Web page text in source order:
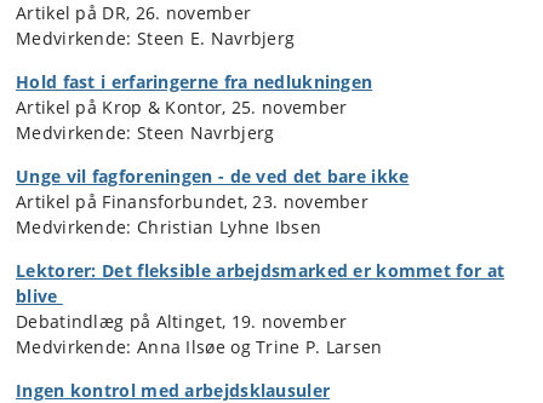
Artikel på DR, 26. november
Medvirkende: Steen E. Navrbjerg
Hold fast i erfaringerne fra nedlukningen
Artikel på Krop & Kontor, 25. november
Medvirkende: Steen Navrbjerg
Unge vil fagforeningen - de ved det bare ikke
Artikel på Finansforbundet, 23. november
Medvirkende: Christian Lyhne Ibsen
Lektorer: Det fleksible arbejdsmarked er kommet for at
blive
Debatindlæg på Altinget, 19. november
Medvirkende: Anna Ilsøe og Trine P. Larsen
Ingen kontrol med arbejdsklausuler